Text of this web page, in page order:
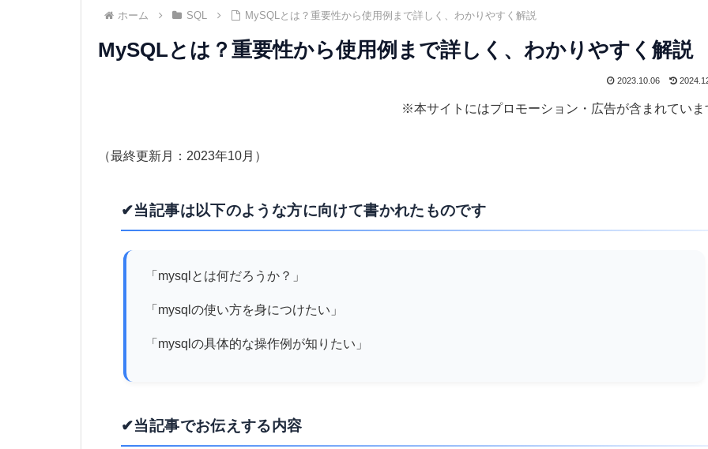
ホーム SQL MySQLとは？重要性から使用例まで詳しく、わかりやすく解説
MySQLとは？重要性から使用例まで詳しく、わかりやすく解説
2023.10.06
※本サイトにはプロモーション・広告が含まれていま
（最終更新月：2023年10月）
✔当記事は以下のような方に向けて書かれたものです
「mysqlとは何だろうか？」
「mysqlの使い方を身につけたい」
「mysqlの具体的な操作例が知りたい」
✔当記事でお伝えする内容